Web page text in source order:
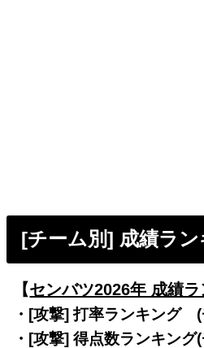
[チーム別] 成績ラ
【センバツ2026年 成績
・[攻撃] 打率ランキング
・[攻撃] 得点数ランキング